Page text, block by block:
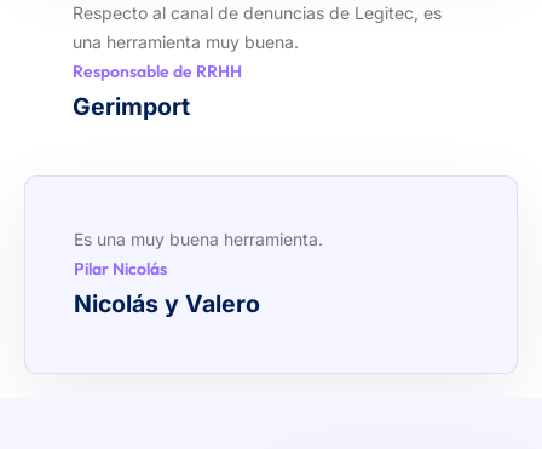
Respecto al canal de denuncias de Legitec, es
una herramienta muy buena.
Responsable de RRHH
Gerimport
Es una muy buena herramienta.
Pilar Nicolás
Nicolás y Valero